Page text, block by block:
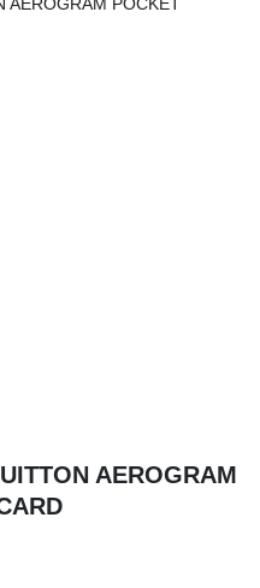
AEROGRAM